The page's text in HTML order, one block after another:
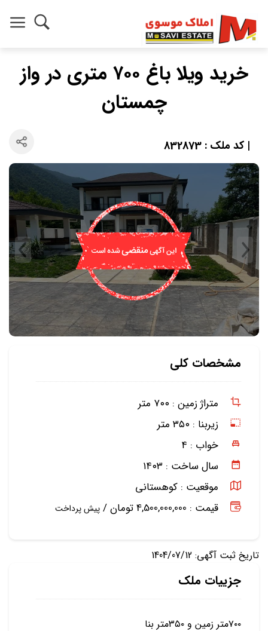
خرید ویلا باغ ۷۰۰ متری در واز
چمستان
| کد ملک : 832873
مشخصات کلی
متراژ زمین : ۷۰۰ متر
زیربنا : ۳۵۰ متر
خواب : ۴
سال ساخت : ۱۴۰۳
موقعیت : کوهستانی
قیمت : 4,500,000,000 تومان /
پیش پرداخت
تاریخ ثبت آگهی: 1404/07/12
جزییات ملک
۷۰۰متر زمین و ۳۵۰متر بنا